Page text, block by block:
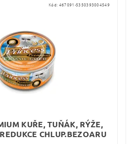
Kód: 467091-5350393004549
KUŘE, TUŇÁK, RÝŽE,
CHLUP.BEZOARU